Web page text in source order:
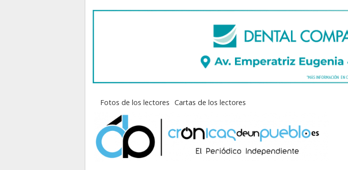
Fotos de los lectores Cartas de los lectores